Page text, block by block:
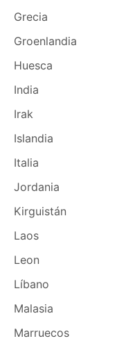
Grecia
Groenlandia
Huesca
India
Irak
Islandia
Italia
Jordania
Kirguistán
Laos
Leon
Líbano
Malasia
Marruecos